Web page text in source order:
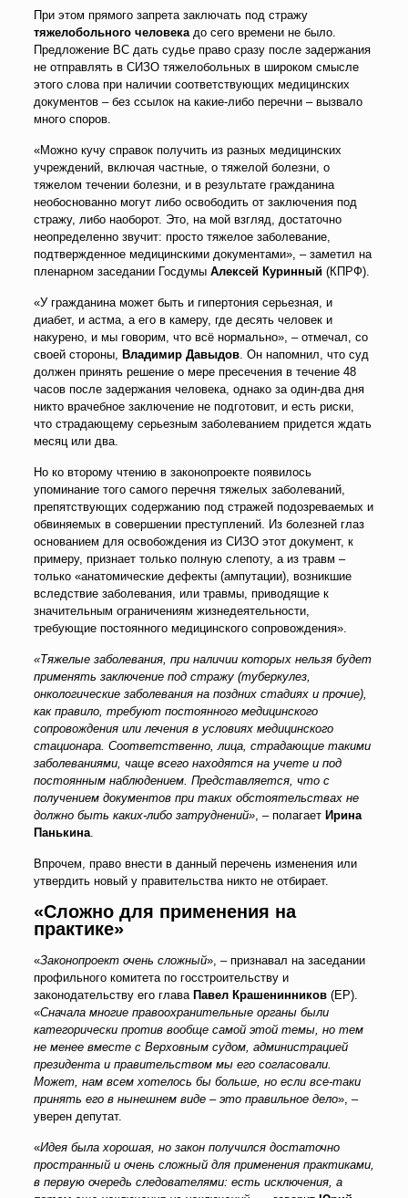
При этом прямого запрета заключать под стражу
тяжелобольного человекадо сего времени не было.
Предложение ВС дать судье право сразу после задержания
не отправлять в СИЗО тяжелобольных в широком смысле
этого слова при наличии соответствующих медицинских
документов – без ссылок на какие-либо перечни – вызвало
много споров.
«Можно кучу справок получить из разных медицинских
учреждений, включая частные, о тяжелой болезни, о
тяжелом течении болезни, и в результате гражданина
необоснованно могут либо освободить от заключения под
стражу, либо наоборот. Это, на мой взгляд, достаточно
неопределенно звучит: просто тяжелое заболевание,
подтвержденное медицинскими документами», – заметил на
пленарном заседании Госдумы Алексей Куринный(КПРФ).
«У гражданина может быть и гипертония серьезная, и
диабет, и астма, а его в камеру, где десять человек и
накурено, и мы говорим, что всё нормально», – отмечал, со
своей стороны, Владимир Давыдов. Он напомнил, что суд
должен принять решение о мере пресечения в течение 48
часов после задержания человека, однако за один-два дня
никто врачебное заключение не подготовит, и есть риски,
что страдающему серьезным заболеванием придется ждать
месяц или два.
Но ко второму чтению в законопроекте появилось
упоминание того самого перечня тяжелых заболеваний,
препятствующих содержанию под стражей подозреваемых и
обвиняемых в совершении преступлений. Из болезней глаз
основанием для освобождения из СИЗО этот документ, к
примеру, признает только полную слепоту, а из травм –
только «анатомические дефекты (ампутации), возникшие
вследствие заболевания, или травмы, приводящие к
значительным ограничениям жизнедеятельности,
требующие постоянного медицинского сопровождения».
«Тяжелые заболевания, при наличии которых нельзя будет
применять заключение под стражу (туберкулез,
онкологические заболевания на поздних стадиях и прочие),
как правило, требуют постоянного медицинского
сопровождения или лечения в условиях медицинского
стационара. Соответственно, лица, страдающие такими
заболеваниями, чаще всего находятся на учете и под
постоянным наблюдением. Представляется, что с
получением документов при таких обстоятельствах не
должно быть каких-либо затруднений», – полагает Ирина
Панькина.
Впрочем, право внести в данный перечень изменения или
утвердить новый у правительства никто не отбирает.
«Сложно для применения на
практике»
«Законопроект очень сложный», – признавал на заседании
профильного комитета по госстроительству и
законодательству его глава Павел Крашенинников(ЕР).
«Сначала многие правоохранительные органы были
категорически против вообще самой этой темы, но тем
не менее вместе с Верховным судом, администрацией
президента и правительством мы его согласовали.
Может, нам всем хотелось бы больше, но если все-таки
принять его в нынешнем виде – это правильное дело», –
уверен депутат.
«Идея была хорошая, но закон получился достаточно
пространный и очень сложный для применения практиками,
в первую очередь следователями: есть исключения, а